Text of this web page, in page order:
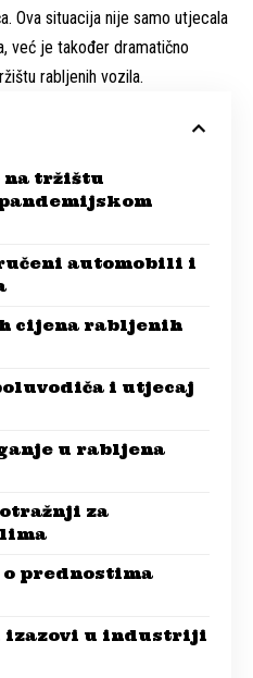
Ova situacija nije samo utjecala
već je također dramatično
rabljenih vozila.
tržištu
automobili i
cijena rabljenih
i utjecaj
u rabljena
za
prednostima
izazovi u industriji